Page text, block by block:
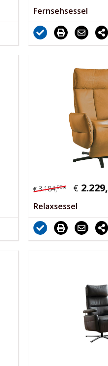
Fernsehsessel
€3.184,00* € 2.229,
Relaxsessel